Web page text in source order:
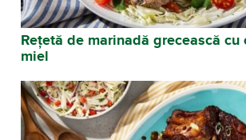
Rețetă de marinadă grecească cu
miel